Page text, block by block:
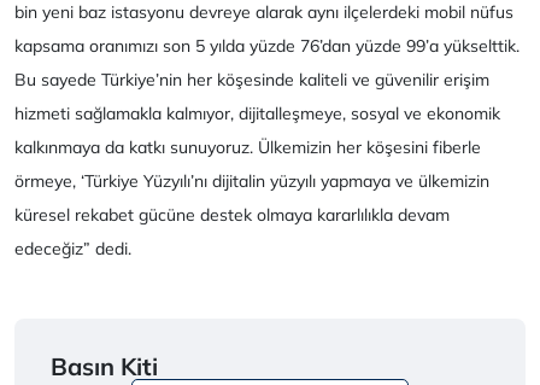
bin yeni baz istasyonu devreye alarak aynı ilçelerdeki mobil nüfus
kapsama oranımızı son 5 yılda yüzde 76’dan yüzde 99’a yükselttik.
Bu sayede Türkiye’nin her köşesinde kaliteli ve güvenilir erişim
hizmeti sağlamakla kalmıyor, dijitalleşmeye, sosyal ve ekonomik
kalkınmaya da katkı sunuyoruz. Ülkemizin her köşesini fiberle
örmeye, ‘Türkiye Yüzyılı’nı dijitalin yüzyılı yapmaya ve ülkemizin
küresel rekabet gücüne destek olmaya kararlılıkla devam
edeceğiz” dedi.
Basın Kiti